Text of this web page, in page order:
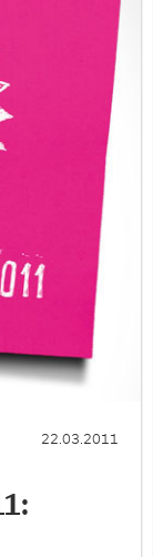
22.03.2011